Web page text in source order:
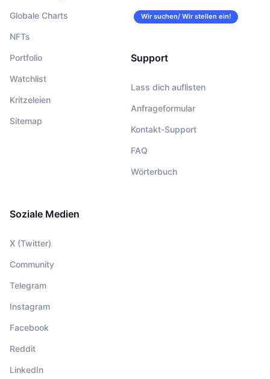
Globale Charts
NFTs
Portfolio
Watchlist
Kritzeleien
Sitemap
Wir suchen/ Wir stellen ein!
Support
Lass dich auflisten
Anfrageformular
Kontakt-Support
FAQ
Wörterbuch
Soziale Medien
X (Twitter)
Community
Telegram
Instagram
Facebook
Reddit
LinkedIn